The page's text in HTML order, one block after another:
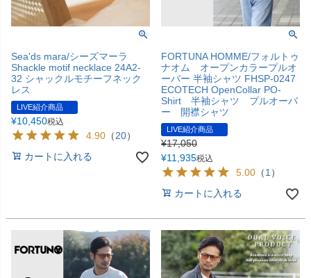
Sea'ds mara/シーズマーラ
Shackle motif necklace 24A2-
32 シャックルモチーフネック
レス
LIVE紹介商品
¥10,450税込
4.90 （20）
カートに入れる
FORTUNA HOMME/フォルトゥ
ナオム オープンカラープルオ
ーバー 半袖シャツ FHSP-0247
ECOTECH OpenCollar PO-
Shirt 半袖シャツ プルオーバ
ー 開襟シャツ
LIVE紹介商品
¥17,050
¥11,935税込
5.00 （1）
カートに入れる